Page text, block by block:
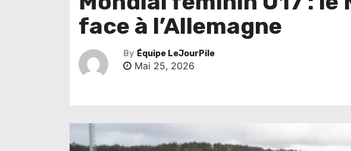
face à l’Allemagne
By Équipe LeJourPile
Mai 25, 2026